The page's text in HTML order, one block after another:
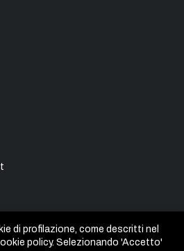
Tutti i marchi, loghi e
di profilazione, come descritti nel
policy. Selezionando 'Accetto'